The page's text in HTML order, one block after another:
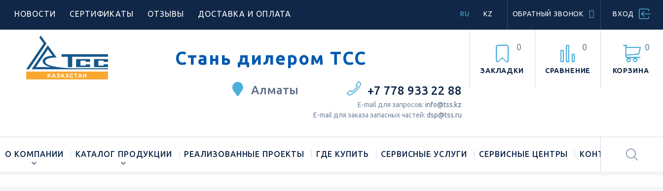
НОВОСТИ СЕРТИФИКАТЫ ОТЗЫВЫ ДОСТАВКА И ОПЛАТА ВХОД
ОБРАТНЫЙ ЗВОНОК
RU KZ
Стань дилером ТСС
КОРЗИНА
0
ЗАКЛАДКИ
0
СРАВНЕНИЕ
0
+7 778 933 22 88
Е-mail для запросов: info@tss.kz
Е-mail для заказа запасных частей: dsp@tss.ru
Алматы
О КОМПАНИИ КАТАЛОГ ПРОДУКЦИИ РЕАЛИЗОВАННЫЕ ПРОЕКТЫ ГДЕ КУПИТЬ СЕРВИСНЫЕ УСЛУГИ СЕРВИСНЫЕ ЦЕНТРЫ КОНТАКТЫ